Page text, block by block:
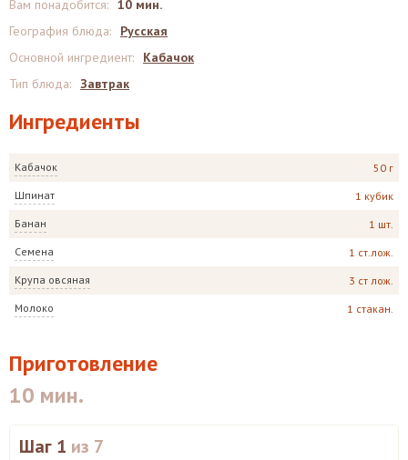
Ингредиенты
Кабачок 50 г
Шпинат 1 кубик
Банан 1 шт.
Семена 1 ст.лож.
Крупа овсяная 3 ст лож.
Молоко 1 стакан.
Вам понадобится: 10 мин.
География блюда:
Русская
Основной ингредиент:
Кабачок
Тип блюда: Завтрак
Приготовление
10 мин.
Шаг 1 из 7